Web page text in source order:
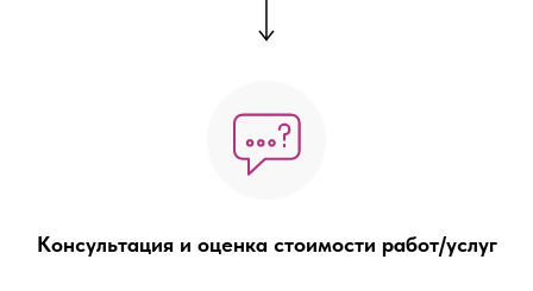
Консультация и оценка стоимости работ/услуг